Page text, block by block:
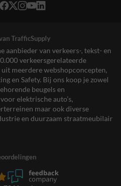
TrafficSupply
aanbieder van verkeers-, tekst- en
verkeersgerelateerde
meerdere webshopconcepten,
en Safety. Bij ons koop je zowel
beugels en
elektrische auto’s,
maar ook diverse
en duurzaam straatmeubilair